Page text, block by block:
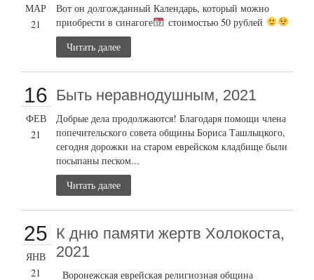
МАР
21
Вот он долгожданный Календарь, который можно
приобрести в синагоге
стоимостью 50 рублей
Читать далее
16
ФЕВ
21
Быть неравнодушным, 2021
Добрые дела продолжаются! Благодаря помощи члена
попечительского совета общины Бориса Ташлыцкого,
сегодня дорожки на старом еврейском кладбище были
посыпаны песком...
Читать далее
25
ЯНВ
21
К дню памяти жертв Холокоста,
2021
Воронежская еврейская религиозная община